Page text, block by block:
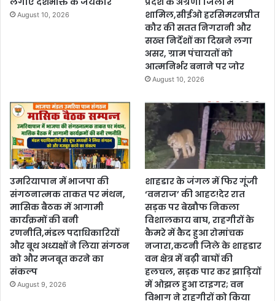
August 10, 2026
शामिल,सीईओ हरसिमरनप्रीत
कौर की सतत निगरानी और
सख्त निर्देशों का दिखने लगा
असर, ग्राम पंचायतों को
आत्मनिर्भर बनाने पर जोर
August 10, 2026
उमरियापान में भाजपा की
संगठनात्मक ताकत पर मंथन,
मासिक बैठक में आगामी
कार्यक्रमों की बनी
रणनीति,मंडल पदाधिकारियों
और बूथ अध्यक्षों ने लिया संगठन
को और मजबूत करने का
संकल्प
August 9, 2026
शाहडार के जंगल में फिर गूंजी
‘वनराज’ की आहट!देर रात
सड़क पर बेखौफ निकला
विशालकाय बाघ, राहगीरों के
कैमरे में कैद हुआ रोमांचक
नजारा,कटनी जिले के शाहडार
वन क्षेत्र में बढ़ी बाघों की
हलचल, सड़क पार कर झाड़ियों
में ओझल हुआ टाइगर; वन
विभाग ने राहगीरों को किया